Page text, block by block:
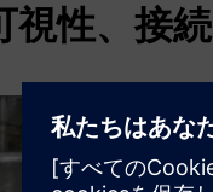
視性、接続